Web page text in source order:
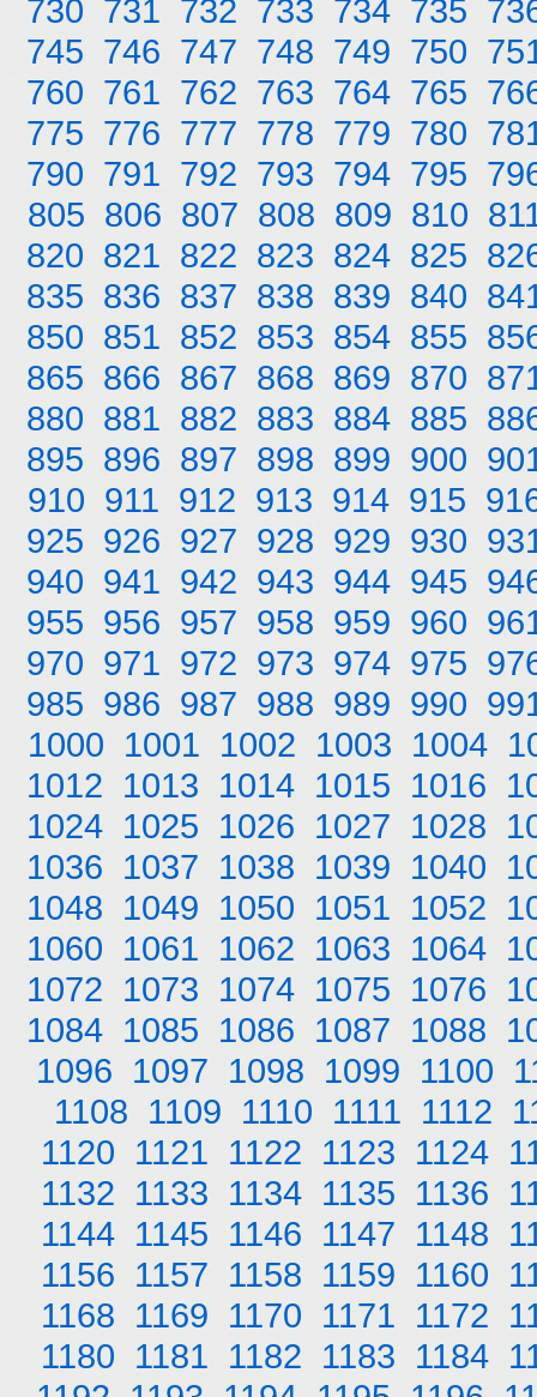
730 731 732 733 734 735
745 746 747 748 749 750
760 761 762 763 764 765
775 776 777 778 779 780
790 791 792 793 794 795
805 806 807 808 809 810
820 821 822 823 824 825
835 836 837 838 839 840
850 851 852 853 854 855
865 866 867 868 869 870
880 881 882 883 884 885
895 896 897 898 899 900
910 911 912 913 914 915
925 926 927 928 929 930
940 941 942 943 944 945
955 956 957 958 959 960
970 971 972 973 974 975
985 986 987 988 989 990
1000 1001 1002 1003 1004
1012 1013 1014 1015 1016
1024 1025 1026 1027 1028
1036 1037 1038 1039 1040
1048 1049 1050 1051 1052
1060 1061 1062 1063 1064
1072 1073 1074 1075 1076
1084 1085 1086 1087 1088
1096 1097 1098 1099 1100
1108 1109 1110 1111 1112
1120 1121 1122 1123 1124
1132 1133 1134 1135 1136
1144 1145 1146 1147 1148
1156 1157 1158 1159 1160
1168 1169 1170 1171 1172
1180 1181 1182 1183 1184